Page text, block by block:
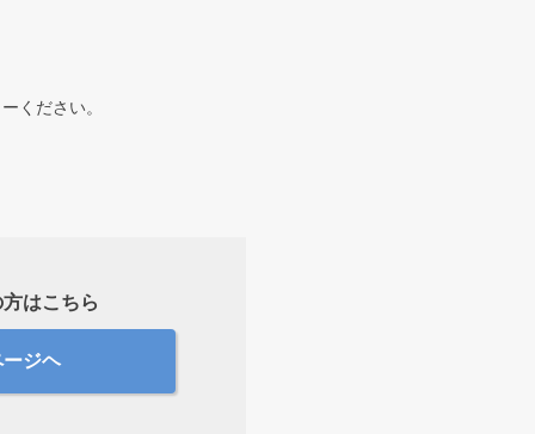
ください。
はこちら
ジヘ